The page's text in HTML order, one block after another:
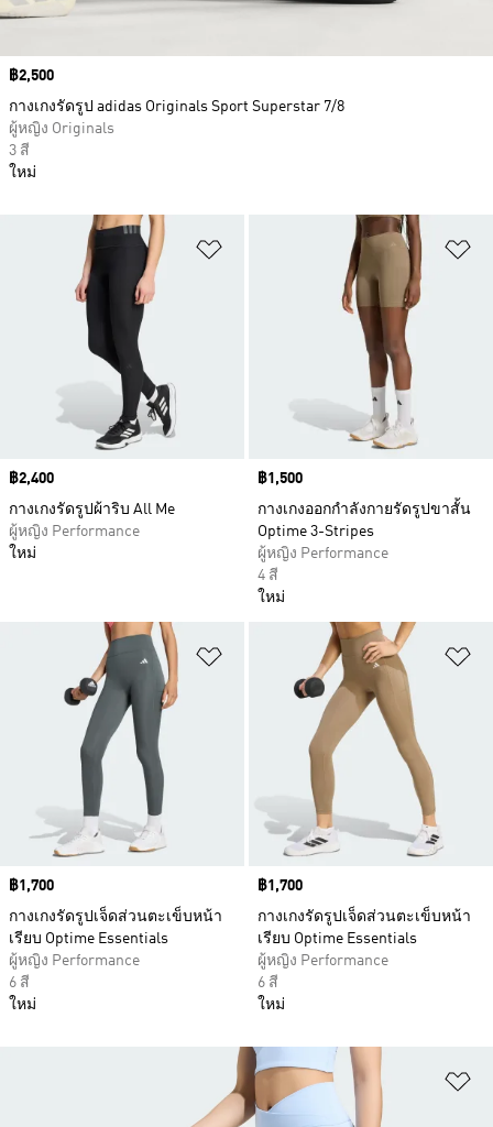
เพิ่มไปยังรายการสินค้าโปรด
Price
฿2,400
กางเกงรัดรูปผ้าริบ All Me
ผู้หญิง Performance
ใหม่
Price
฿1,500
กางเกงออกกำลังกายรัดรูปขาสั้น
Optime 3-Stripes
ผู้หญิง Performance
4 สี
ใหม่
เพิ่มไปยังรายการสินค้าโปรด
Price
฿1,700
กางเกงรัดรูปเจ็ดส่วนตะเข็บหน้า
เรียบ Optime Essentials
ผู้หญิง Performance
6 สี
ใหม่
Price
฿1,700
กางเกงรัดรูปเจ็ดส่วนตะเข็บหน้า
เรียบ Optime Essentials
ผู้หญิง Performance
6 สี
ใหม่
Price
฿2,500
กางเกงรัดรูป adidas Originals Sport Superstar 7/8
ผู้หญิง Originals
3 สี
ใหม่